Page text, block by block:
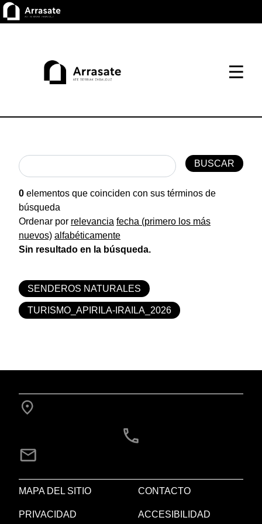
0 elementos que coinciden con sus términos de
búsqueda
Ordenar por relevancia fecha (primero los más
nuevos) alfabéticamente
Sin resultado en la búsqueda.
SENDEROS NATURALES
TURISMO_APIRILA-IRAILA_2026
MAPA DEL SITIO CONTACTO
PRIVACIDAD ACCESIBILIDAD